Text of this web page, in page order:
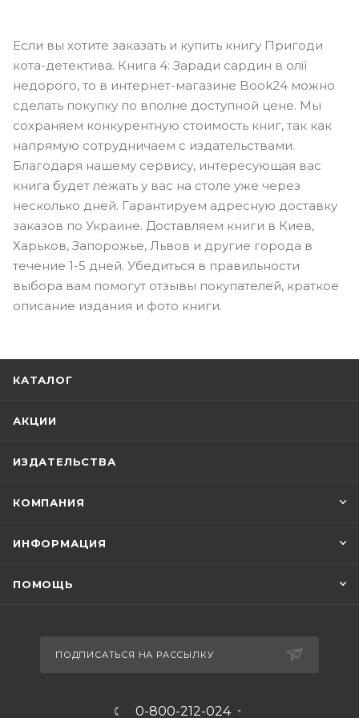
Если вы хотите заказать и купить книгу Пригоди
кота-детектива. Книга 4: Заради сардин в олії
недорого, то в интернет-магазине Book24 можно
сделать покупку по вполне доступной цене. Мы
сохраняем конкурентную стоимость книг, так как
напрямую сотрудничаем с издательствами.
Благодаря нашему сервису, интересующая вас
книга будет лежать у вас на столе уже через
несколько дней. Гарантируем адресную доставку
заказов по Украине. Доставляем книги в Киев,
Харьков, Запорожье, Львов и другие города в
течение 1-5 дней. Убедиться в правильности
выбора вам помогут отзывы покупателей, краткое
описание издания и фото книги.
КАТАЛОГ
АКЦИИ
ИЗДАТЕЛЬСТВА
КОМПАНИЯ
ИНФОРМАЦИЯ
ПОМОЩЬ
ПОДПИСАТЬСЯ НА РАССЫЛКУ
0-800-212-024